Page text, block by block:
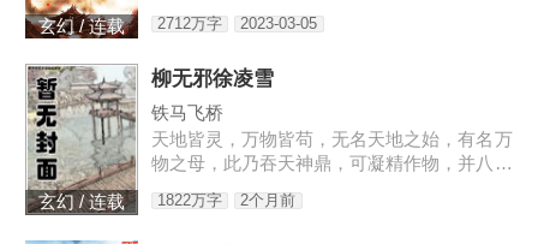
玄幻 / 连载
峰，唯我林轩傲苍生！3w471-25091
2712万字 2023-03-05
玄幻 / 连载
柳无邪徐凌雪
铁马飞桥
天地皆灵，万物皆苟，无名天地之始，有名万
物之母，此乃吞天神鼎，可凝精作物，并八荒
神，踏天之路！
1822万字 2个月前